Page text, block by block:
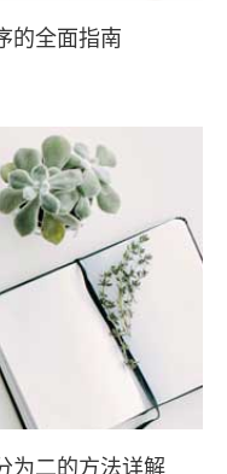
的全面指南
为二的方法详解